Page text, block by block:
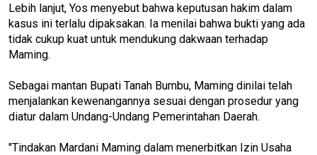
Lebih lanjut, Yos menyebut bahwa keputusan hakim dalam
kasus ini terlalu dipaksakan. Ia menilai bahwa bukti yang ada
tidak cukup kuat untuk mendukung dakwaan terhadap
Maming.
Sebagai mantan Bupati Tanah Bumbu, Maming dinilai telah
menjalankan kewenangannya sesuai dengan prosedur yang
diatur dalam Undang-Undang Pemerintahan Daerah.
"Tindakan Mardani Maming dalam menerbitkan Izin Usaha